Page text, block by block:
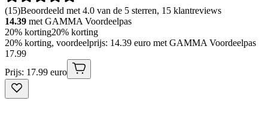
(15)Beoordeeld met 4.0 van de 5 sterren, 15 klantreviews
14.39 met GAMMA Voordeelpas
20% korting20% korting
20% korting, voordeelprijs: 14.39 euro met GAMMA Voordeelpas
17.99
Prijs: 17.99 euro